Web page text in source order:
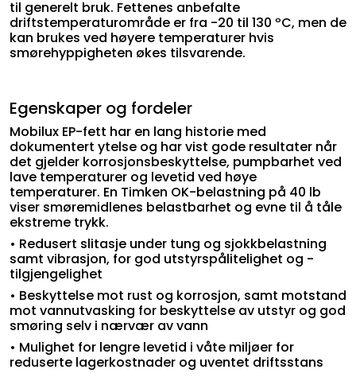
til generelt bruk. Fettenes anbefalte
driftstemperaturområde er fra -20 til 130 ºC, men de
kan brukes ved høyere temperaturer hvis
smørehyppigheten økes tilsvarende.
Egenskaper og fordeler
Mobilux EP-fett har en lang historie med
dokumentert ytelse og har vist gode resultater når
det gjelder korrosjonsbeskyttelse, pumpbarhet ved
lave temperaturer og levetid ved høye
temperaturer. En Timken OK-belastning på 40 lb
viser smøremidlenes belastbarhet og evne til å tåle
ekstreme trykk.
• Redusert slitasje under tung og sjokkbelastning
samt vibrasjon, for god utstyrspålitelighet og -
tilgjengelighet
• Beskyttelse mot rust og korrosjon, samt motstand
mot vannutvasking for beskyttelse av utstyr og god
smøring selv i nærvær av vann
• Mulighet for lengre levetid i våte miljøer for
reduserte lagerkostnader og uventet driftsstans